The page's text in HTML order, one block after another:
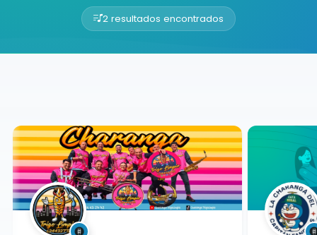
2 resultados encontrados
Buscador de músicos